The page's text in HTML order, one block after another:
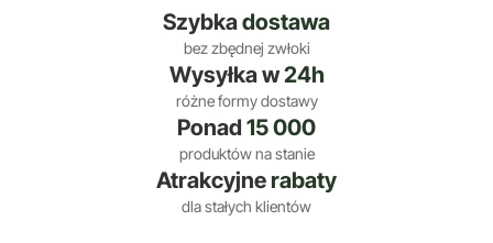
Szybkadostawa
bez zbędnej zwłoki
Wysyłka w24h
różne formy dostawy
Ponad 15 000
produktów na stanie
Atrakcyjnerabaty
dla stałych klientów